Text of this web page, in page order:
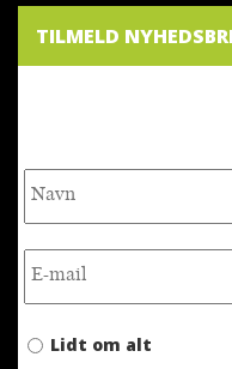
TILMELD
Lidt om alt